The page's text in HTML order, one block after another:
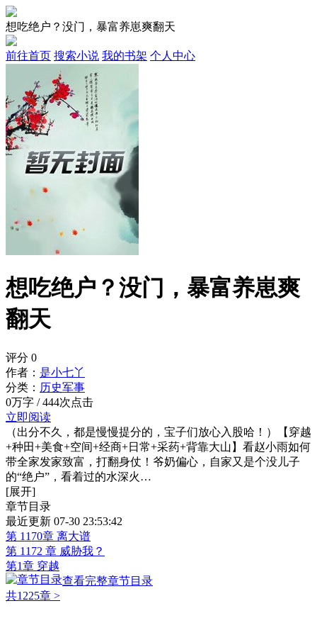
想吃绝户？没门，暴富养崽爽翻天
前往首页 搜索小说 我的书架 个人中心
想吃绝户？没门，暴富养崽爽
翻天
评分 0
作者： 是小七丫
分类： 历史军事
0万字 / 444次点击
立即阅读
（出分不久，都是慢慢提分的，宝子们放心入股哈！）【穿越
+种田+美食+空间+经商+日常+采药+背靠大山】看赵小雨如何
带全家发家致富，打翻身仗！爷奶偏心，自家又是个没儿子
的“绝户”，看着过的水深火…
[展开]
章节目录
最近更新 07-30 23:53:42
第 1170章 离大谱
第 1172 章 威胁我？
第1章 穿越
查看完整章节目录
共1225章 >